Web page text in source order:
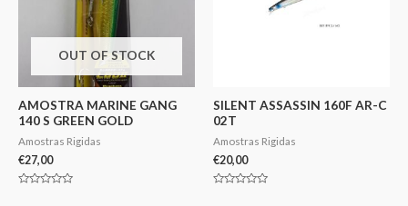
OUT OF STOCK
AMOSTRA MARINE GANG
140 S GREEN GOLD
Amostras Rigidas
€27,00
SILENT ASSASSIN 160F AR-C
02T
Amostras Rigidas
€20,00